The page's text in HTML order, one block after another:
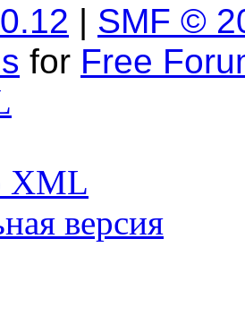
| SMF ©
for Free
XML
версия